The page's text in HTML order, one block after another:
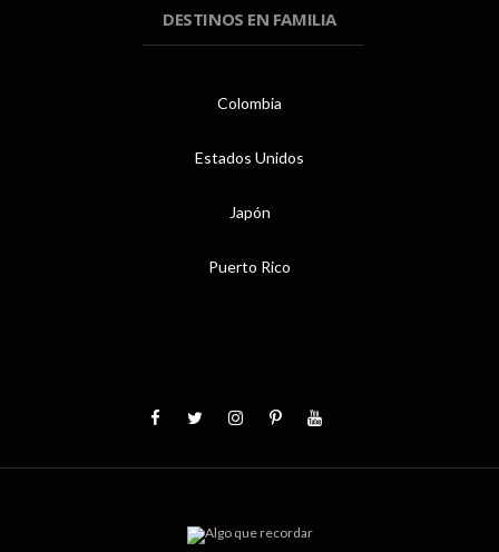
DESTINOS EN FAMILIA
Colombia
Estados Unidos
Japón
Puerto Rico